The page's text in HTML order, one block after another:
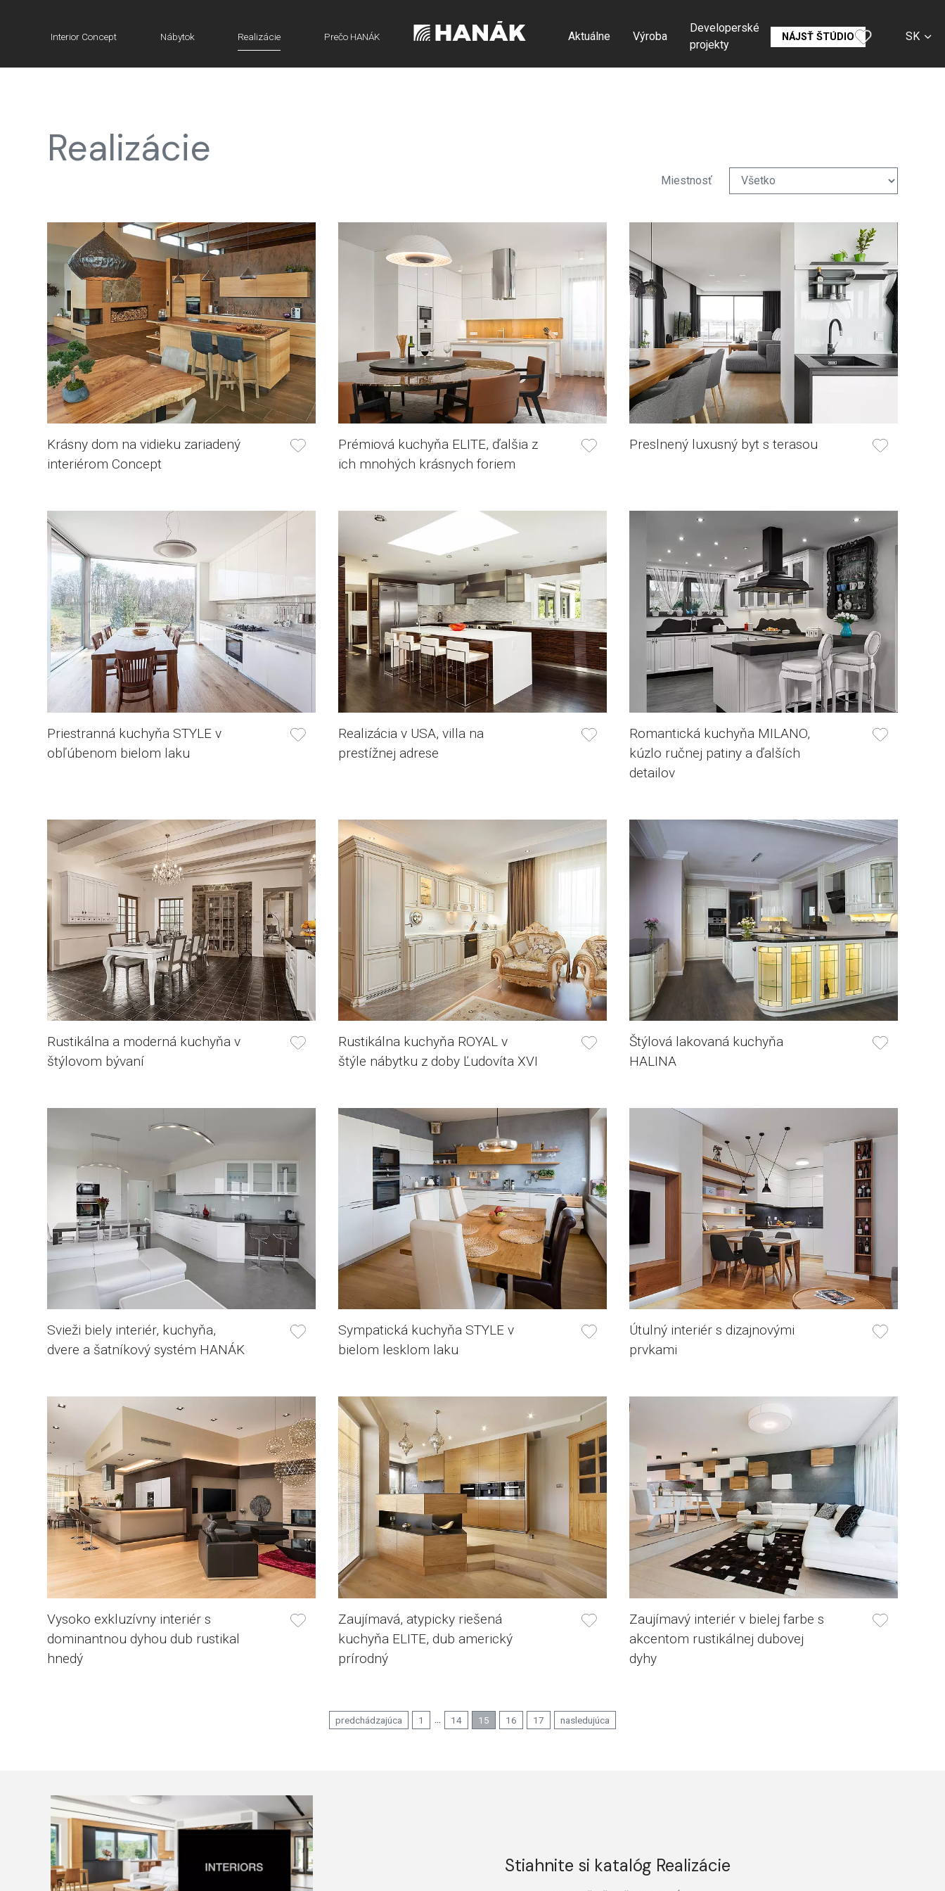
Interior Concept Nábytok Realizácie Prečo HANÁK Aktuálne Výroba
Developerské
projekty
NÁJSŤ ŠTÚDIO
CS
SK
Realizácie
Miestnosť
Krásny dom na vidieku zariadený
interiérom Concept
Prémiová kuchyňa ELITE, ďalšia z
ich mnohých krásnych foriem
Preslnený luxusný byt s terasou
Priestranná kuchyňa STYLE v
obľúbenom bielom laku
Realizácia v USA, villa na
prestížnej adrese
Romantická kuchyňa MILANO,
kúzlo ručnej patiny a ďalších
detailov
Rustikálna a moderná kuchyňa v
štýlovom bývaní
Rustikálna kuchyňa ROYAL v
štýle nábytku z doby Ľudovíta XVI
Štýlová lakovaná kuchyňa
HALINA
Svieži biely interiér, kuchyňa,
dvere a šatníkový systém HANÁK
Sympatická kuchyňa STYLE v
bielom lesklom laku
Útulný interiér s dizajnovými
prvkami
Vysoko exkluzívny interiér s
dominantnou dyhou dub rustikal
hnedý
Zaujímavá, atypicky riešená
kuchyňa ELITE, dub americký
prírodný
Zaujímavý interiér v bielej farbe s
akcentom rustikálnej dubovej
dyhy
predchádzajúca 1 ... 14 15 16 17 nasledujúca
Stiahnite si katalóg Realizácie